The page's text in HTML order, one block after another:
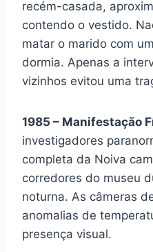
recém-casada,
contendo o vestido.
matar o marido com
dormia. Apenas a
vizinhos evitou uma
1985 – Manifestação
investigadores
completa da Noiva
corredores do museu
noturna. As câmeras
anomalias de
presença visual.